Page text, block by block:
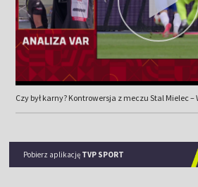
Czy był karny? Kontrowersja z meczu Stal Mielec –
Pobierz aplikację TVP SPORT